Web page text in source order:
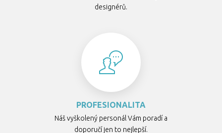
designérů.
PROFESIONALITA
Náš vyškolený personál Vám poradí a
doporučí jen to nejlepší.